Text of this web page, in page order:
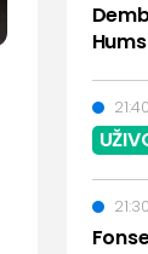
21:40
21:30